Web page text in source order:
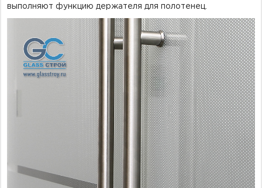
выполняют функцию держателя для полотенец.